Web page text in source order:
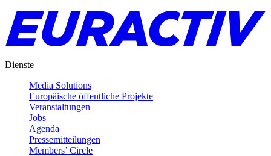
Dienste
Media Solutions
Europäische öffentliche Projekte
Veranstaltungen
Jobs
Agenda
Pressemitteilungen
Members’ Circle